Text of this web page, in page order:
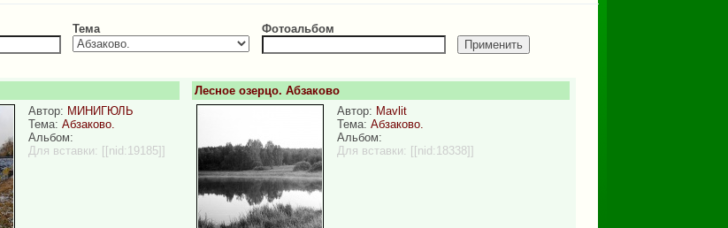
Тема Фотоальбом
Автор: МИНИГЮЛЬ
Тема: Абзаково.
Альбом:
Для вставки: [[nid:19185]]
Лесное озерцо. Абзаково
Автор: Mavlit
Тема: Абзаково.
Альбом:
Для вставки: [[nid:18338]]